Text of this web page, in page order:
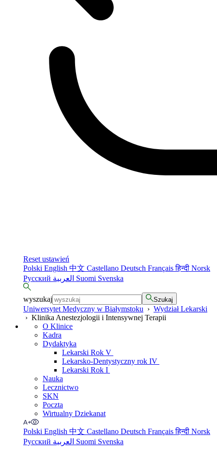
Reset ustawień
Polski English 中文 Castellano Deutsch Françaisहिन्दी Norsk
Русский
Suomi Svenska
wyszukaj Szukaj
Uniwersytet Medyczny w Białymstoku › Wydział Lekarski
› Klinika Anestezjologii i Intensywnej Terapii
O Klinice
Kadra
Dydaktyka
Lekarski Rok V
Lekarsko-Dentystyczny rok IV
Lekarski Rok I
Nauka
Lecznictwo
SKN
Poczta
Wirtualny Dziekanat
Polski English 中文 Castellano Deutsch Françaisहिन्दी Norsk
Русский
Suomi Svenska